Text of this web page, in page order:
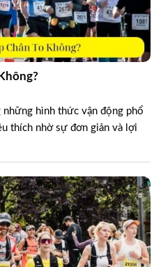
hình thức vận động phổ
thích nhờ sự đơn giản và lợi